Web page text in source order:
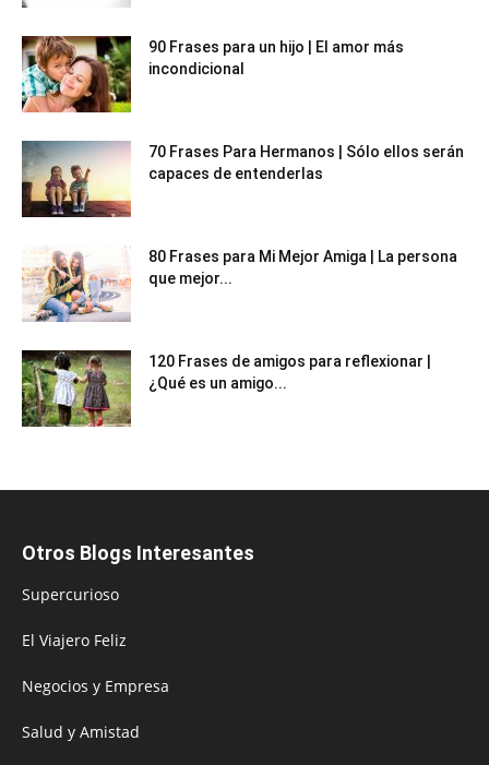
90 Frases para un hijo | El amor más
incondicional
70 Frases Para Hermanos | Sólo ellos serán
capaces de entenderlas
80 Frases para Mi Mejor Amiga | La persona
que mejor...
120 Frases de amigos para reflexionar |
¿Qué es un amigo...
Otros Blogs Interesantes
Supercurioso
El Viajero Feliz
Negocios y Empresa
Salud y Amistad